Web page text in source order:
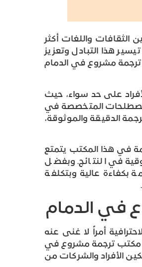
الثقافات واللغات أكثر
هذا التبادل وتعزيز
ترجمة مشروع في الدمام
على حد سواء، حيث
المتخصصة في
الدقيقة والموثوقة،
في هذا المكتب يتمتع
في النتائج. وبفضل
بكفاءة عالية وبتكلفة
في الدمام
أمراً لا غنى عنه
مكتب ترجمة مشروع في
الأفراد والشركات من